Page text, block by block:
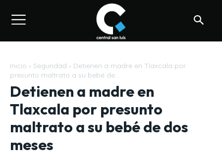
Inicio Seguridad
Detienen a madre en Tlaxcala por
presunto maltrato a su bebé de...
Detienen a madre en
Tlaxcala por presunto
maltrato a su bebé de dos
meses